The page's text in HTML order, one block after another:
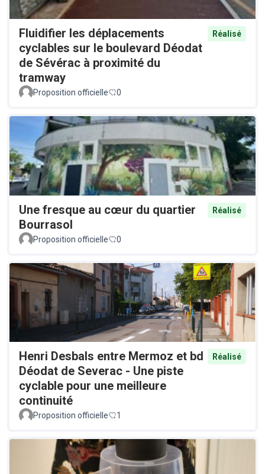
Fluidifier les déplacements
cyclables sur le boulevard Déodat
de Sévérac à proximité du
tramway
Réalisé
Proposition officielle 0
Une fresque au cœur du quartier
Bourrasol
Réalisé
Proposition officielle 0
Henri Desbals entre Mermoz et bd
Déodat de Severac - Une piste
cyclable pour une meilleure
continuité
Réalisé
Proposition officielle 1